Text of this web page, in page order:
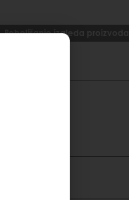
Poboljšanje izgleda proizvoda